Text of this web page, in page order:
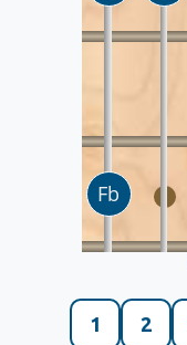
1 2